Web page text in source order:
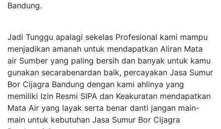
Bandung.
Jadi Tunggu apalagi sekelas Profesional kami mampu
menjadikan amanah untuk mendapatkan Aliran Mata
air Sumber yang paling bersih dan banyak untuk kamu
gunakan secarabenardan baik, percayakan Jasa Sumur
Bor Cijagra Bandung dengan kami ahlinya yang
memiliki Izin Resmi SIPA dan Keakuratan mendapatkan
Mata Air yang layak serta benar danti jangan main-
main untuk kebutuhan Jasa Sumur Bor Cijagra